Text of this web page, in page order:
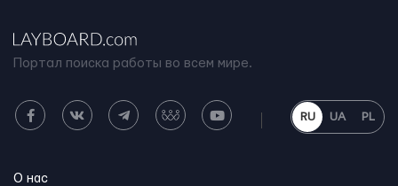
Портал поиска работы во всем мире.
RU UA PL
О нас